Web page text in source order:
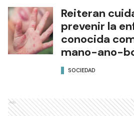
Reiteran
prevenir la
conocida
mano-ano-
SOCIEDAD
Ads